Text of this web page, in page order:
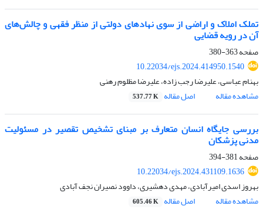
تملک املاک و اراضی از سوی نهادهای دولتی از منظر فقهی و چالش‌های
آن در رویه قضایی
صفحه363-380
10.22034/ejs.2024.414950.1540
بهنام عباسی، علیرضا رجب زاده، علیرضا مظلوم رهنی
مشاهده مقاله
اصل مقاله 537.77 K
بررسی جایگاه انسان متعارف بر مبنای تشخیص تقصیر در مسئولیت
مدنی پزشکان
صفحه381-394
10.22034/ejs.2024.431109.1636
بهروز اسدی امیرآبادی، مهدی دهشیری، داوود نصیران نجف آبادی
مشاهده مقاله
اصل مقاله 605.46 K